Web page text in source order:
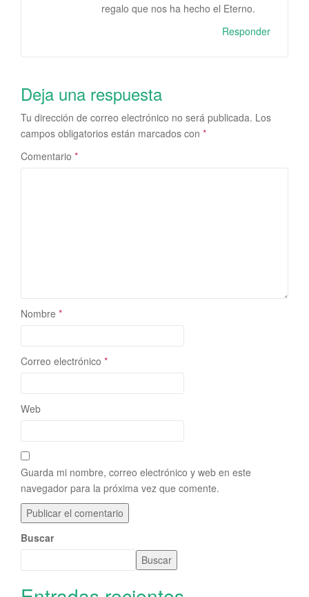
regalo que nos ha hecho el Eterno.
Responder
Deja una respuesta
Tu dirección de correo electrónico no será publicada. Los
campos obligatorios están marcados con *
Comentario *
Nombre *
Correo electrónico *
Web
Guarda mi nombre, correo electrónico y web en este
navegador para la próxima vez que comente.
Buscar
Buscar